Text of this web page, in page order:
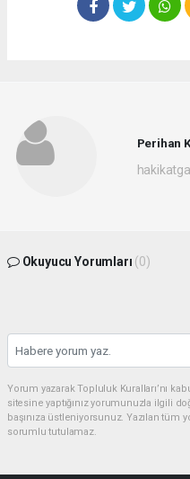
Perihan
Okuyucu Yorumları (0)
Yorum yazarak Topluluk Kuralları’nı
sitesine yaptığınız yorumunuzla ilgili
başınıza üstleniyorsunuz. Yazılan
sorumlu tutulamaz.